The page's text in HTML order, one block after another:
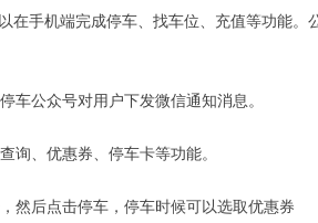
在手机端完成停车、找车位、充值等功能。
车公众号对用户下发微信通知消息。
询、优惠券、停车卡等功能。
然后点击停车，停车时候可以选取优惠券